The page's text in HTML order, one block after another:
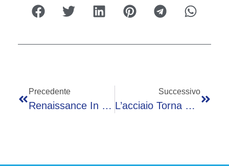
Precedente
Renaissance In Economics 2026, 280 Ricercatori A Roma Per Riscrivere Le Regole
Successivo
L’acciaio Torna Strategico: Così L’Ue Difende Le Sue Fabbriche